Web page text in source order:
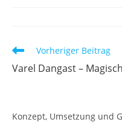
Weitere
Artikel
ansehen
Vorheriger Beitrag
Varel Dangast –
Konzept, Umsetzung und